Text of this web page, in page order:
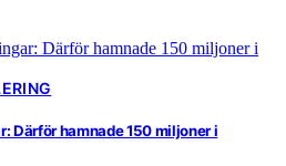
Därför hamnade 150 miljoner i